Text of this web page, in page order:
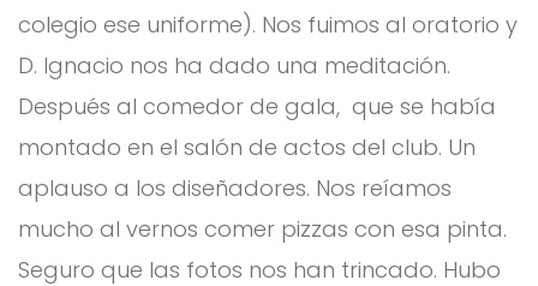
colegio ese uniforme). Nos fuimos al oratorio y
D. Ignacio nos ha dado una meditación.
Después al comedor de gala, que se había
montado en el salón de actos del club. Un
aplauso a los diseñadores. Nos reíamos
mucho al vernos comer pizzas con esa pinta.
Seguro que las fotos nos han trincado. Hubo